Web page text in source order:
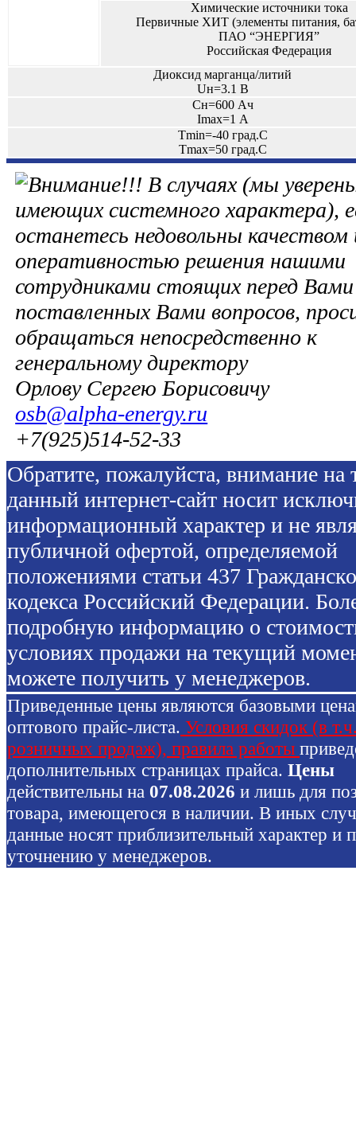
Химические источники тока
Первичные ХИТ (элементы питания,
ПАО “ЭНЕРГИЯ”
Российская Федерация
Диоксид марганца/литий
Uн=3.1 В
Сн=600 Ач
Imax=1 А
Tmin=-40 град.С
Tmax=50 град.С
В случаях (мы
имеющих системного характера),
останетесь недовольны качеством
оперативностью решения нашими
сотрудниками стоящих перед Вами
поставленных Вами вопросов,
обращаться непосредственно к
генеральному директору
Орлову Сергею Борисовичу
osb@alpha-energy.ru
+7(925)514-52-33
Обратите, пожалуйста, внимание на
данный интернет-сайт носит
информационный характер и не
публичной офертой, определяемой
положениями статьи 437
кодекса Российский Федерации.
подробную информацию о
условиях продажи на текущий
можете получить у менеджеров.
Приведенные цены являются базовыми
оптового прайс-листа. Условия скидок (в
розничных продаж), правила работы
дополнительных страницах прайса. Цены
действительны на 07.08.2026 и лишь для
товара, имеющегося в наличии. В иных
данные носят приблизительный характер и
уточнению у менеджеров.